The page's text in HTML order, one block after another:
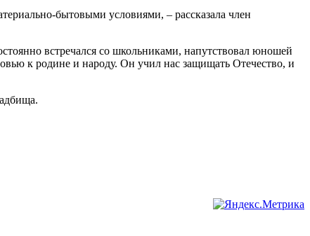
бытовыми условиями, – рассказала член
встречался со школьниками, напутствовал юношей
к родине и народу. Он учил нас защищать Отечество, и